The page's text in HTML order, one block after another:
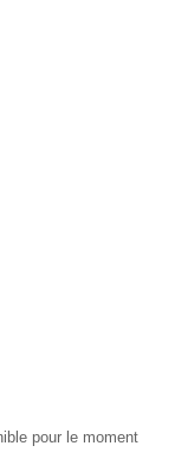
pour le moment